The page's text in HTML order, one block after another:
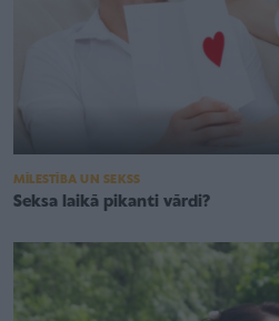
MĪLESTĪBA UN SEKSS
Seksa laikā pikanti vārdi?